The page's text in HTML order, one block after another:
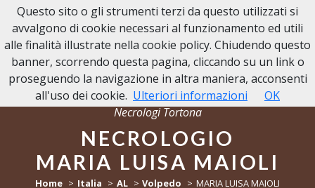
NECROLOGI TORTONA
Necrologi Tortona
NECROLOGIO
MARIA LUISA MAIOLI
Home Italia AL Volpedo MARIA LUISA MAIOLI
Questo sito o gli strumenti terzi da questo utilizzati si
avvalgono di cookie necessari al funzionamento ed utili
alle finalità illustrate nella cookie policy. Chiudendo questo
banner, scorrendo questa pagina, cliccando su un link o
proseguendo la navigazione in altra maniera, acconsenti
all'uso dei cookie. Ulteriori informazioni OK